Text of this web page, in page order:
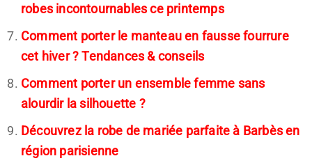
robes incontournables ce printemps
Comment porter le manteau en fausse fourrure
cet hiver ? Tendances & conseils
Comment porter un ensemble femme sans
alourdir la silhouette ?
Découvrez la robe de mariée parfaite à Barbès en
région parisienne